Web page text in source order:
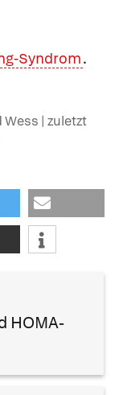
Syndrom.
Wess | zuletzt
HOMA-